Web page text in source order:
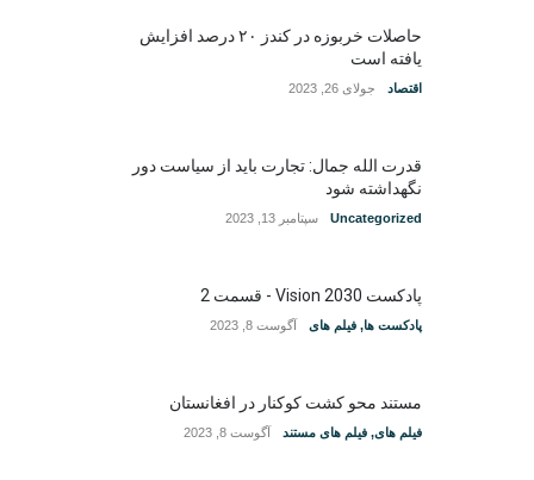
حاصلات خربوزه در کندز ۲۰ درصد افزایش
یافته است
اقتصاد جولای 26, 2023
قدرت الله جمال: تجارت باید از سیاست دور
نگهداشته شود
Uncategorized سپتامبر 13, 2023
پادکست Vision 2030 - قسمت 2
پادکست ها, فیلم های آگوست 8, 2023
مستند محو کشت کوکنار در افغانستان
فیلم های, فیلم های مستند آگوست 8, 2023